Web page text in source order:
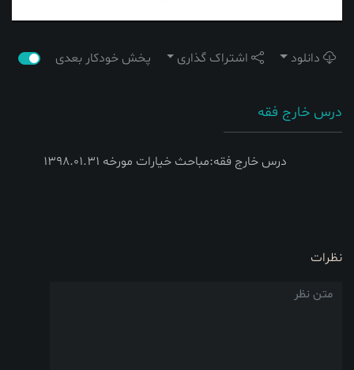
دانلود اشتراک گذاری پخش خودکار بعدی
درس خارج فقه
درس خارج فقه:مباحث خیارات مورخه 1398.01.31
نظرات